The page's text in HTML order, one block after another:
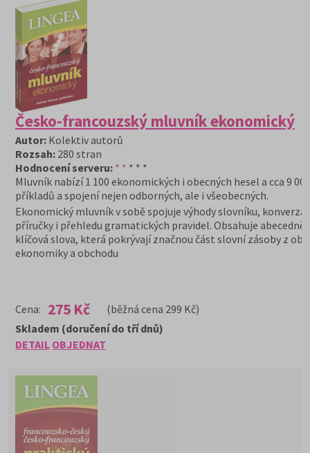
Česko-francouzský mluvník ekonomický
Autor: Kolektiv autorů
Rozsah: 280 stran
Hodnocení serveru: * * * * *
Mluvník nabízí 1 100 ekonomických i obecných hesel a cca 9 000
příkladů a spojení nejen odborných, ale i všeobecných.
Ekonomický mluvník v sobě spojuje výhody slovníku,
příručky i přehledu gramatických pravidel. Obsahuje abecedně
klíčová slova, která pokrývají značnou část slovní zásoby z
ekonomiky a obchodu
Cena: 275 Kč (běžná cena 299 Kč)
DETAIL OBJEDNAT
Skladem (doručení do tří dnů)